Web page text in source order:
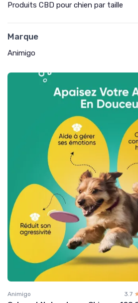
Produits CBD pour chien par taille
Marque
Animigo
Animigo 3.7